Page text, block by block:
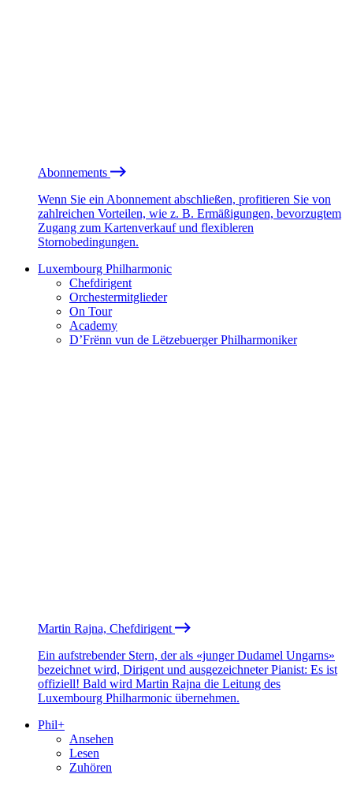
Abonnements
Wenn Sie ein Abonnement abschließen, profitieren Sie von
zahlreichen Vorteilen, wie z. B. Ermäßigungen, bevorzugtem
Zugang zum Kartenverkauf und flexibleren
Stornobedingungen.
Luxembourg Philharmonic
Chefdirigent
Orchestermitglieder
On Tour
Academy
D’Frënn vun de Lëtzebuerger Philharmoniker
Martin Rajna, Chefdirigent
Ein aufstrebender Stern, der als «junger Dudamel Ungarns»
bezeichnet wird, Dirigent und ausgezeichneter Pianist: Es ist
offiziell! Bald wird Martin Rajna die Leitung des
Luxembourg Philharmonic übernehmen.
Phil+
Ansehen
Lesen
Zuhören